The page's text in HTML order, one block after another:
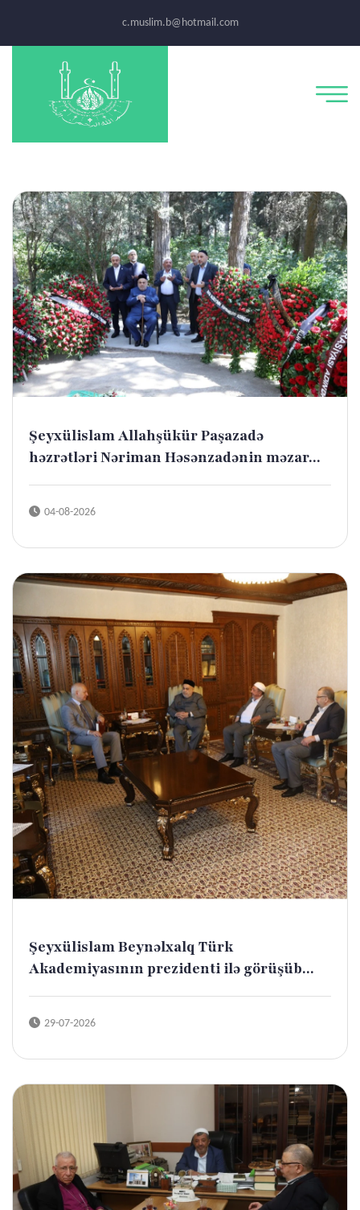
c.muslim.b@hotmail.com
Şeyxülislam Allahşükür Paşazadə
həzrətləri Nəriman Həsənzadənin məzar...
04-08-2026
Şeyxülislam Beynəlxalq Türk
Akademiyasının prezidenti ilə görüşüb...
29-07-2026